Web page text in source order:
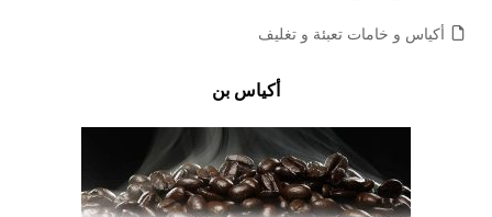
أكياس و خامات تعبئة و تغليف
أكياس بن